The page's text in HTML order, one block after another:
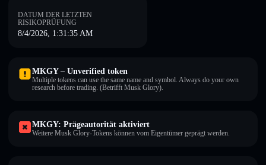
DATUM DER LETZTEN
RISIKOPRÜFUNG
8/4/2026, 1:31:35 AM
MKGY – Unverified token
Multiple tokens can use the same name and symbol. Always do your own
research before trading. (Betrifft Musk Glory).
MKGY: Prägeautorität aktiviert
Weitere Musk Glory-Tokens können vom Eigentümer geprägt werden.